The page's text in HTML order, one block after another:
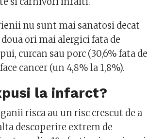
nu sunt mai sanatosi decat
ori mai alergici fata de
curcan sau porc (30,6% fata de
cancer (un 4,8% la 1,8%).
la infarct?
risca au un risc crescut de a
descoperire extrem de